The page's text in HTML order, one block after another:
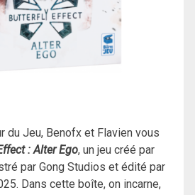
du Jeu, Benofx et Flavien vous
: Alter Ego, un jeu créé par
par Gong Studios et édité par
Dans cette boîte, on incarne,